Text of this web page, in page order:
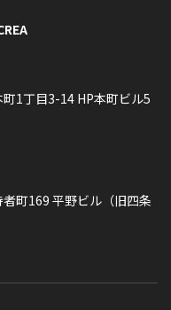
1丁目3-14 HP本町ビル5
町169 平野ビル（旧四条